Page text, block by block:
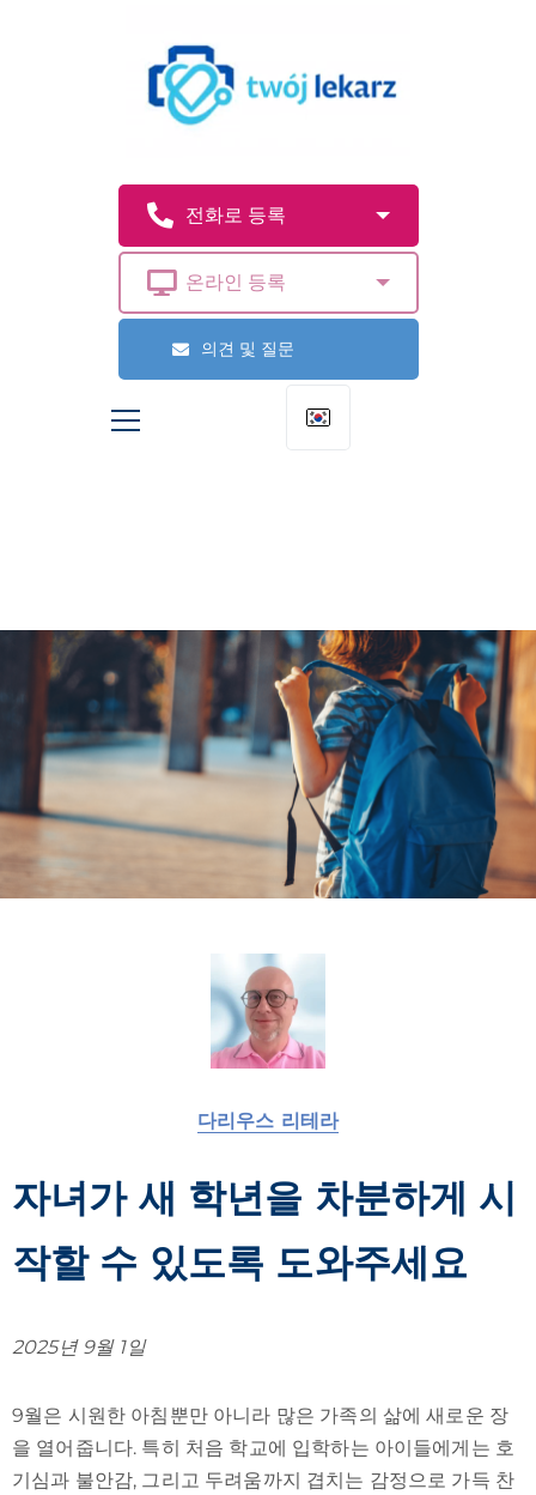
의견 및 질문
다리우스 리테라
자녀가 새 학년을 차분하게 시
작할 수 있도록 도와주세요
2025년 9월 1일
9월은 시원한 아침뿐만 아니라 많은 가족의 삶에 새로운 장
을 열어줍니다. 특히 처음 학교에 입학하는 아이들에게는 호
기심과 불안감, 그리고 두려움까지 겹치는 감정으로 가득 찬